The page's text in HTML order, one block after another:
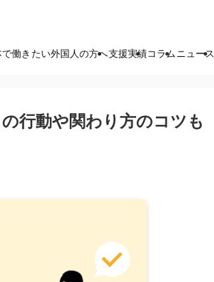
で働きたい外国人の方へ支援実績コラムニュース
行動や関わり方のコツも